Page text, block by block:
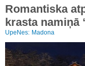
Romantiska
krasta namiņā
UpeNes: Madona